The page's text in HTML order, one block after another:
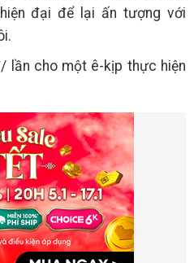
đại để lại ấn tượng với
lần cho một ê-kịp thực hiện